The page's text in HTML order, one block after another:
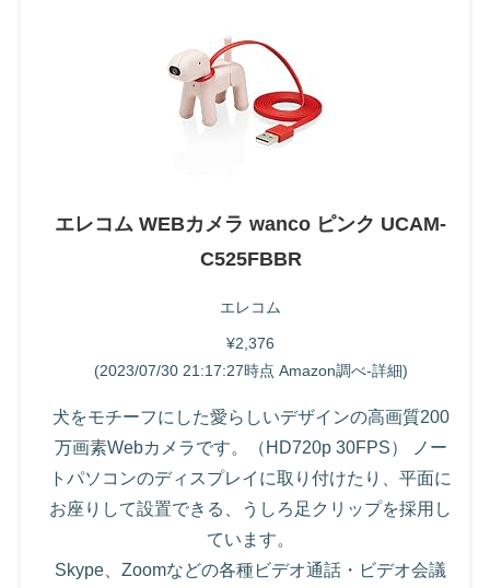
エレコム WEBカメラ wanco ピンク UCAM-
C525FBBR
エレコム
¥2,376
(2023/07/30 21:17:27時点 Amazon調べ-詳細)
犬をモチーフにした愛らしいデザインの高画質200
万画素Webカメラです。（HD720p 30FPS） ノー
トパソコンのディスプレイに取り付けたり、平面に
お座りして設置できる、うしろ足クリップを採用し
ています。
Skype、Zoomなどの各種ビデオ通話・ビデオ会議